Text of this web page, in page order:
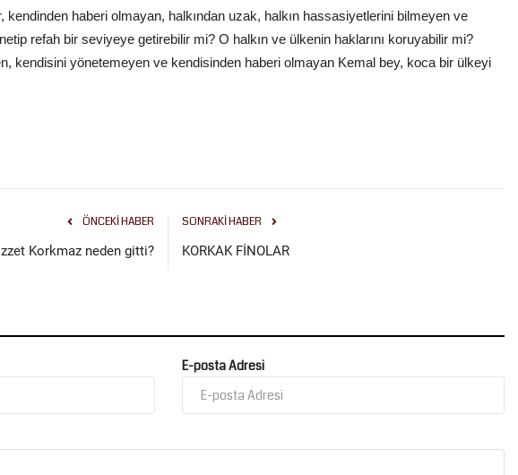
kendinden haberi olmayan, halkından uzak, halkın hassasiyetlerini bilmeyen ve
refah bir seviyeye getirebilir mi? O halkın ve ülkenin haklarını koruyabilir mi?
kendisini yönetemeyen ve kendisinden haberi olmayan Kemal bey, koca bir ülkeyi
ÖNCEKI HABER
Korkmaz neden gitti?
SONRAKI HABER
KORKAK FİNOLAR
E-posta Adresi
Halil Şakak, Şanlıurfa Şehir
Temmuz 28, 2026 0
Trendyol 1. Lig temsilcimiz Kızılkaya Tarım Şanlıurfaspor, 2026-
2027 sezonu hazırlıklarının...